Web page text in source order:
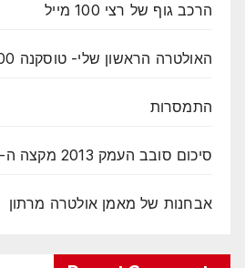
הרכב גוף של רצי 100 מייל
האולטרה הראשון שלי- טוסקנה 100
התמסרות
סיכום סובב העמק 2013 מקצה ה-100
אבחנות של מאמן אולטרה מרתון